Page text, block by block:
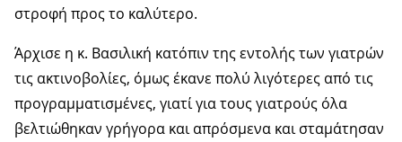
στροφή προς το καλύτερο.
Άρχισε η κ. Βασιλική κατόπιν της εντολής των γιατρών
τις ακτινοβολίες, όμως έκανε πολύ λιγότερες από τις
προγραμματισμένες, γιατί για τους γιατρούς όλα
βελτιώθηκαν γρήγορα και απρόσμενα και σταμάτησαν